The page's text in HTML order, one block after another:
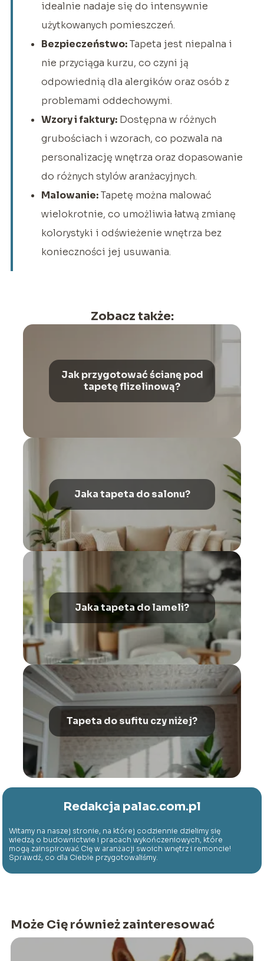
idealnie nadaje się do intensywnie
użytkowanych pomieszczeń.
Bezpieczeństwo:Tapeta jest niepalna i
nie przyciąga kurzu, co czyni ją
odpowiednią dla alergików oraz osób z
problemami oddechowymi.
Wzory i faktury:Dostępna w różnych
grubościach i wzorach, co pozwala na
personalizację wnętrza oraz dopasowanie
do różnych stylów aranżacyjnych.
Malowanie:Tapetę można malować
wielokrotnie, co umożliwia łatwą zmianę
kolorystyki i odświeżenie wnętrza bez
konieczności jej usuwania.
Zobacz także:
Jak przygotować ścianę pod
tapetę flizelinową?
Jaka tapeta do salonu?
Jaka tapeta do lameli?
Tapeta do sufitu czy niżej?
Redakcja palac.com.pl
Witamy na naszej stronie, na której codziennie dzielimy się
wiedzą o budownictwie i pracach wykończeniowych, które
mogą zainspirować Cię w aranżacji swoich wnętrz i remoncie!
Sprawdź, co dla Ciebie przygotowaliśmy.
Może Cię również zainteresować